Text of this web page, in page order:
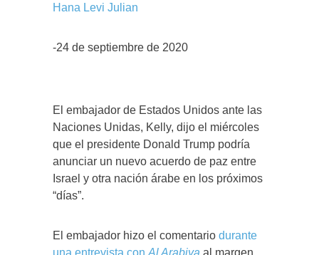
Hana Levi Julian
-24 de septiembre de 2020
El embajador de Estados Unidos ante las
Naciones Unidas, Kelly, dijo el miércoles
que el presidente Donald Trump podría
anunciar un nuevo acuerdo de paz entre
Israel y otra nación árabe en los próximos
“días”.
El embajador hizo el comentario durante
una entrevista con Al Arabiya al margen